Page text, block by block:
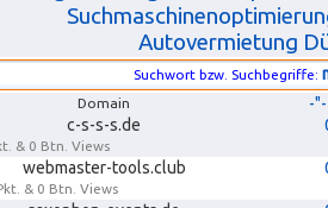
Autovermietung
Suchwort bzw. Suchbegriffe:
Domain -
c-s-s-s.de
& 0 Btn. Views
webmaster-tools.club
& 0 Btn. Views